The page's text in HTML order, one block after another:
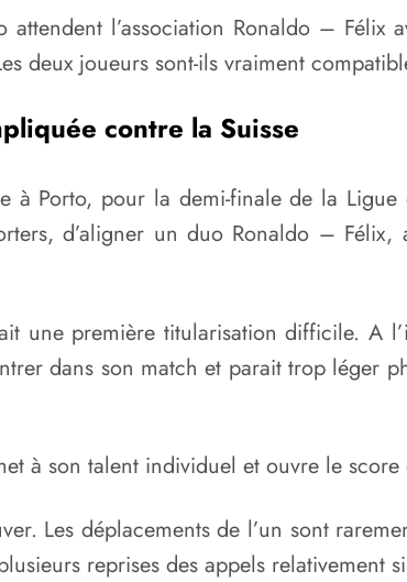
attendent l’association Ronaldo –
deux joueurs sont-ils vraiment
contre la Suisse
Porto, pour la demi-finale de la
d’aligner un duo Ronaldo –
une première titularisation difficile. A
dans son match et parait trop léger
à son talent individuel et ouvre le
Les déplacements de l’un sont
reprises des appels relativement